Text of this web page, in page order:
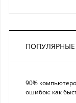
90%
ошибок: как